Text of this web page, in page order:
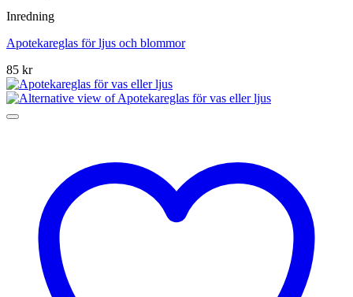
Inredning
Apotekareglas för ljus och blommor
85 kr